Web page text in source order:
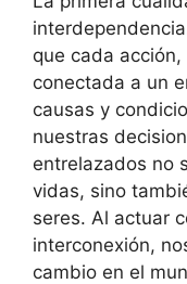
que cada
conectada a un
causas y
nuestras
entrelazados no
vidas, sino
seres. Al actuar
interconexión,
cambio en el